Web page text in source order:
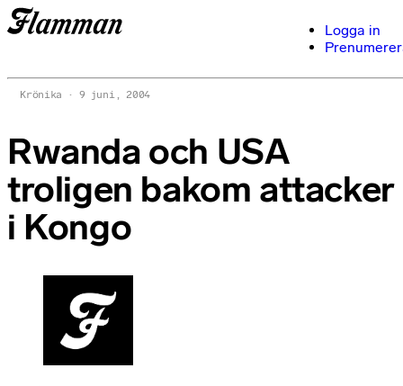
Logga in
Krönika 9 juni, 2004
Rwanda och USA
troligen bakom attacker
i Kongo